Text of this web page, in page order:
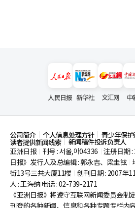
人民日报 新华社 文汇网 中
公司简介 个人信息处理方针 青少年保
读者提供新闻线索
新闻稿件投诉负责人
亚洲日报
刊号 : 서울,아04336 注册日期
日报》发行人及总编辑 : 郭永吉、梁圭铉
街13号三共大厦11楼 创刊日期 : 2007年
人 : 王海纳 电话 : 02-739-2171
《亚洲日报》将遵守互联网新闻委员会制
刊登的各种新闻、信息和各种专题专栏内